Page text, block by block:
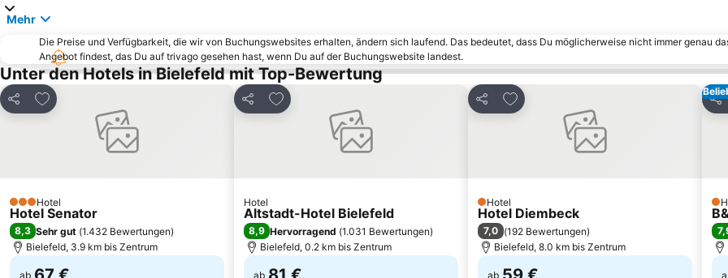
Mehr
Die Preise und Verfügbarkeit, die wir von Buchungswebsites erhalten, ändern sich laufend. Das bedeutet, dass Du möglicherweise nicht immer genau
Angebot findest, das Du auf trivago gesehen hast, wenn Du auf der Buchungswebsite landest.
Unter den Hotels in Bielefeld mit Top-Bewertung
Teilen
Zu Favoriten hinzufügen
3 Sterne
Hotel
Hotel Senator
8,3 Sehr gut (1.432 Bewertungen)
Bielefeld, 3.9 km bis Zentrum
ab
Teilen
Zu Favoriten hinzufügen
Hotel
Altstadt-Hotel Bielefeld
8,9 Hervorragend (1.031 Bewertungen)
Bielefeld, 0.2 km bis Zentrum
ab
Teilen
Zu Favoriten hinzufügen
1 Sterne
Hotel
Hotel Diembeck
7,0 (192 Bewertungen)
Bielefeld, 8.0 km bis Zentrum
ab
1